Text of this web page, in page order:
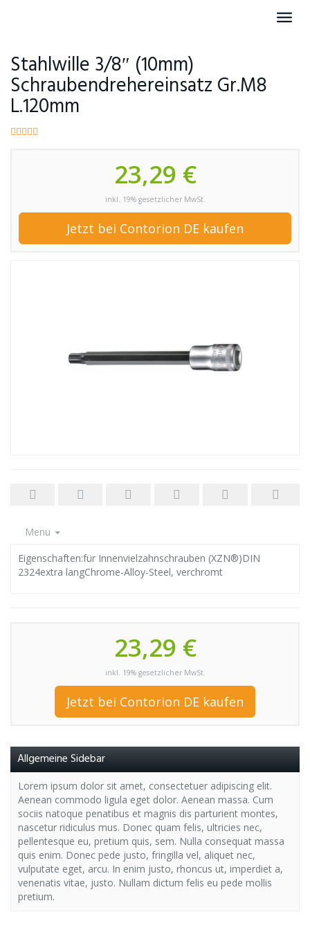
Stahlwille 3/8″ (10mm)
Schraubendrehereinsatz Gr.M8
L.120mm
23,29 €
inkl. 19% gesetzlicher MwSt.
Jetzt bei Contorion DE kaufen
Menu
Eigenschaften:für Innenvielzahnschrauben (XZN®)DIN
2324extra langChrome-Alloy-Steel, verchromt
23,29 €
inkl. 19% gesetzlicher MwSt.
Jetzt bei Contorion DE kaufen
Allgemeine Sidebar
Lorem ipsum dolor sit amet, consectetuer adipiscing elit.
Aenean commodo ligula eget dolor. Aenean massa. Cum
sociis natoque penatibus et magnis dis parturient montes,
nascetur ridiculus mus. Donec quam felis, ultricies nec,
pellentesque eu, pretium quis, sem. Nulla consequat massa
quis enim. Donec pede justo, fringilla vel, aliquet nec,
vulputate eget, arcu. In enim justo, rhoncus ut, imperdiet a,
venenatis vitae, justo. Nullam dictum felis eu pede mollis
pretium.